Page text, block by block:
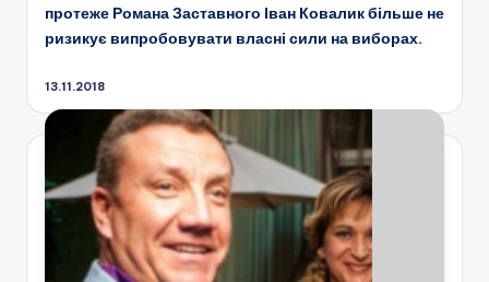
протеже Романа Заставного Іван Ковалик більше не
ризикує випробовувати власні сили на виборах.
13.11.2018